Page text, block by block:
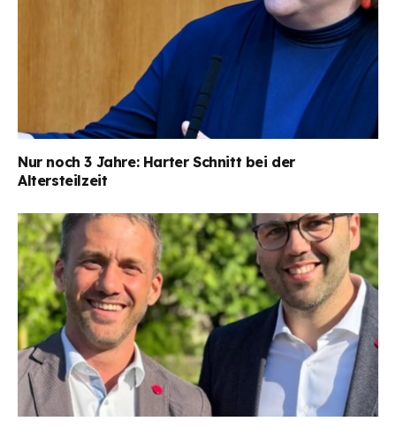
Nur noch 3 Jahre: Harter Schnitt bei der
Altersteilzeit